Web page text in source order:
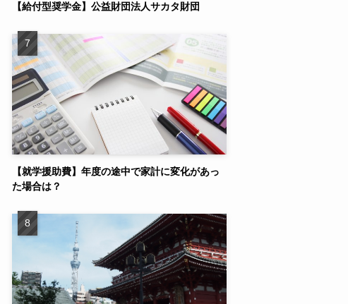
【給付型奨学金】公益財団法人サカタ財団
【就学援助費】年度の途中で家計に変化があっ
た場合は？